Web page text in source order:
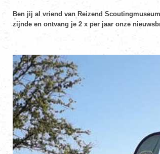
Ben jij al vriend van Reizend
zijnde en ontvang je 2 x per jaar onze